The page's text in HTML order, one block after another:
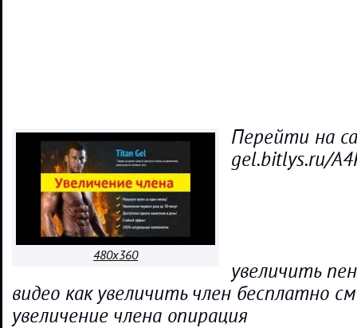
480x360
Пеpейти на
gel.bitlys.ru/
увеличить
видео как увеличить член бесплатно
увеличение члена опирация